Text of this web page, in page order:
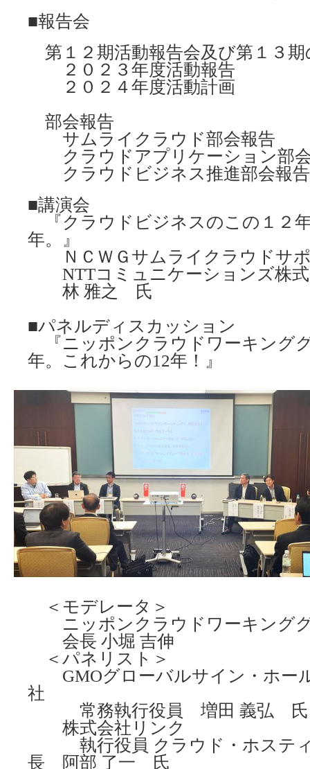
■報告会
第１２期活動報告会及び第１３期
２０２３年度活動報告
２０２４年度活動計画
部会報告
サムライクラウド部会報告
クラウドアプリケーション部
クラウドビジネス推進部会報告
■講演会
『クラウドビジネスのこの１２
年。』
ＮＣＷＧサムライクラウドサ
NTTコミュニケーションズ株式
林 雅之 氏
■パネルディスカッション
『ニッポンクラウドワーキング
年。これからの12年！』
＜モデレータ＞
ニッポンクラウドワーキング
会長 小堀 吉伸
＜パネリスト＞
GMOグローバルサイン・ホー
社
常務執行役員 増田 義弘 氏
株式会社リンク
執行役員 クラウド・ホスティ
長 阿部 了一 氏